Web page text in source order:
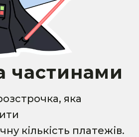
частинами
яка
кількість платежів.